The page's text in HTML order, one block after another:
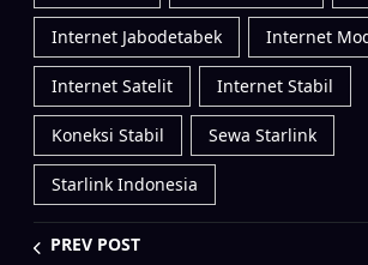
Internet Jabodetabek Internet
Internet Satelit Internet Stabil
Koneksi Stabil Sewa Starlink
Starlink Indonesia
PREV POST